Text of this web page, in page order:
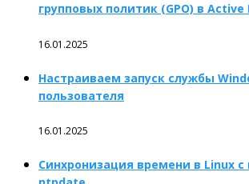
групповых политик (GPO) в
16.01.2025
Настраиваем запуск службы
пользователя
16.01.2025
Синхронизация времени в Linux